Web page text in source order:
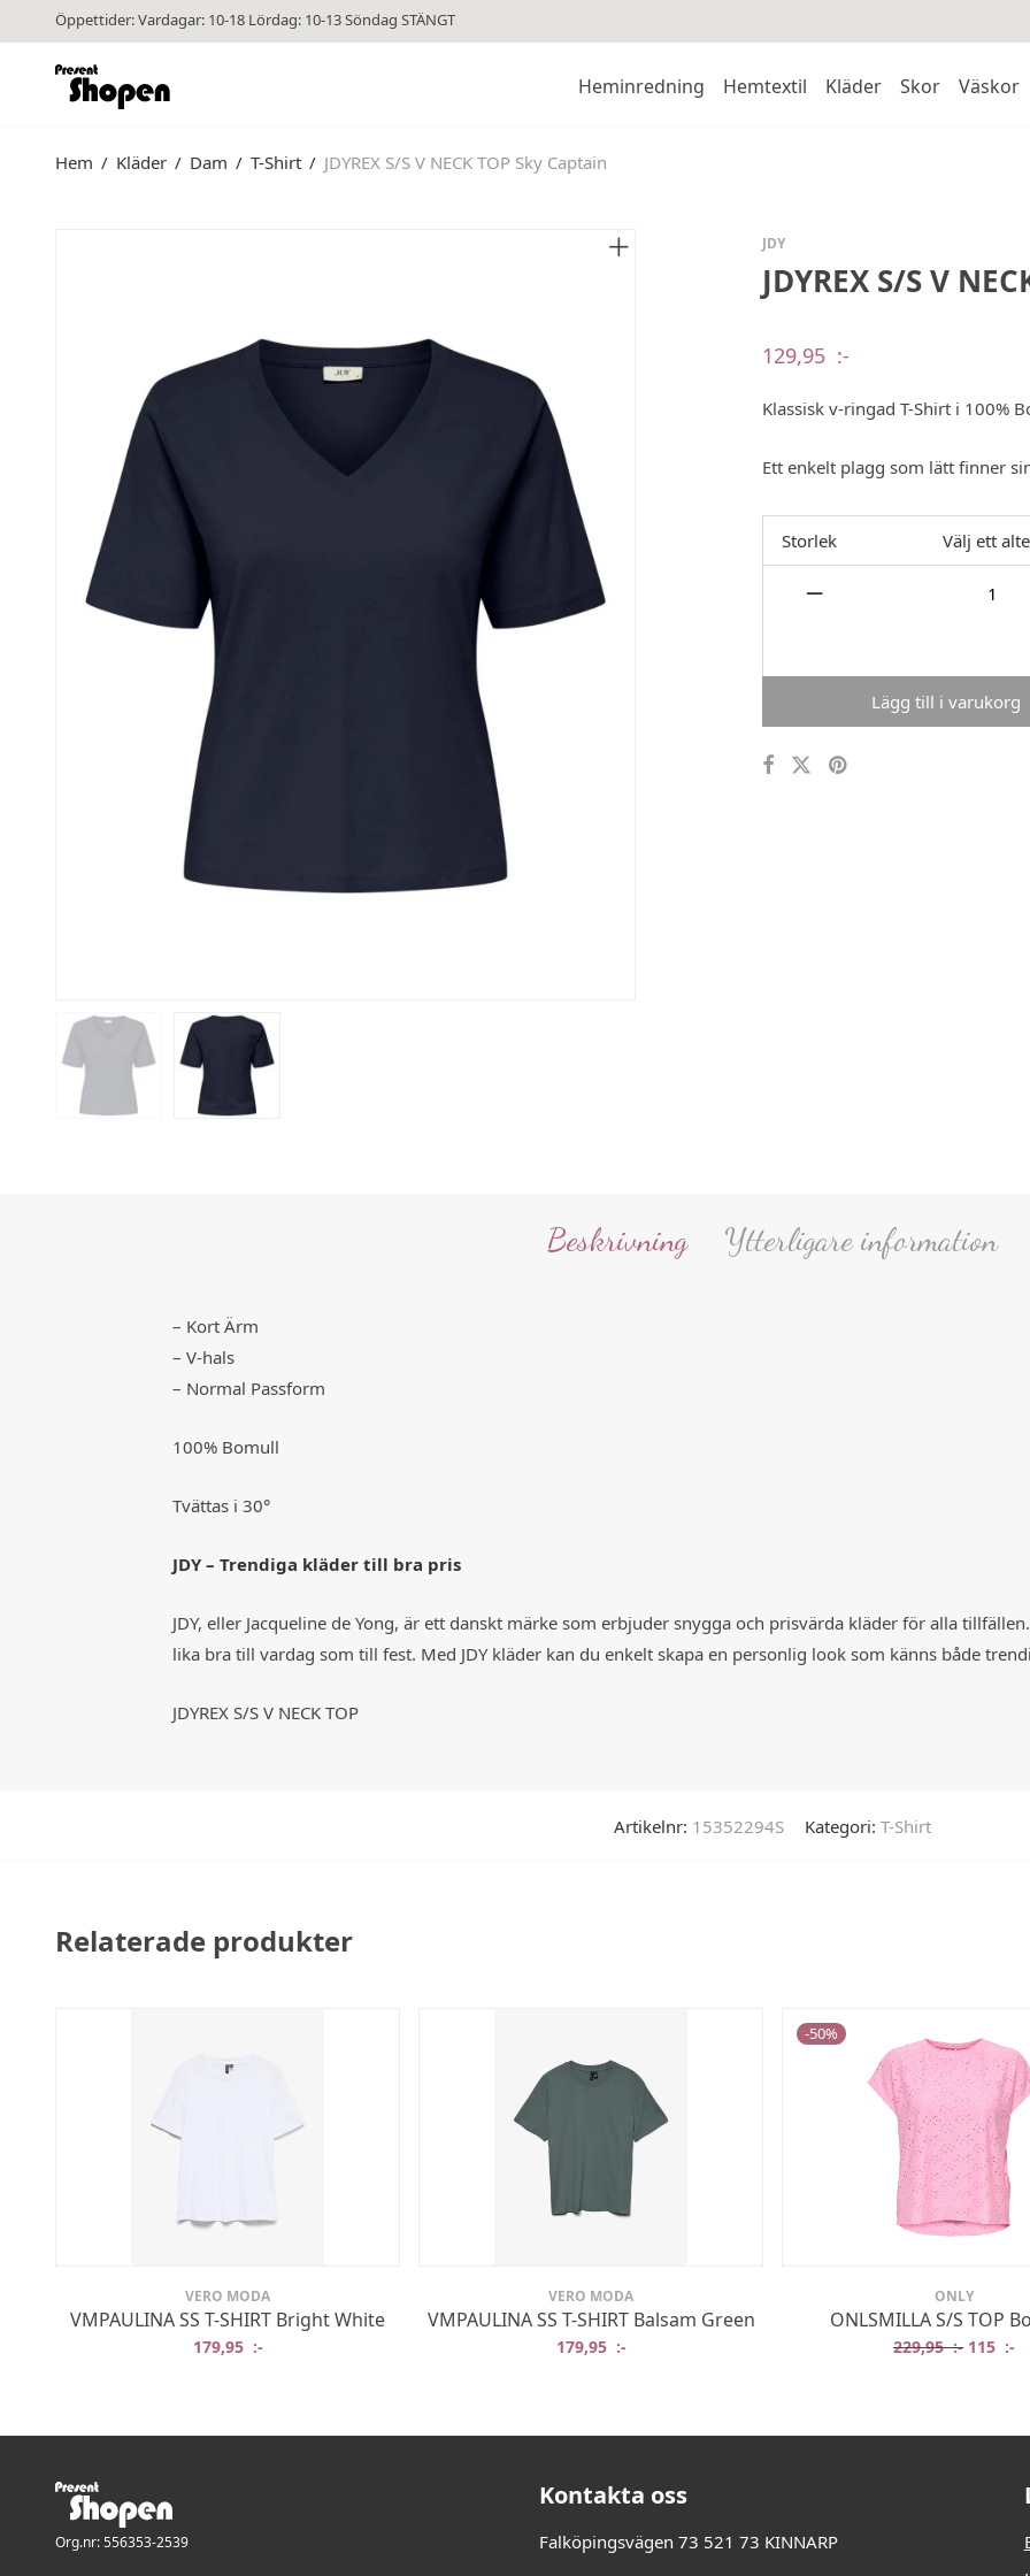
Öppettider: Vardagar: 10-18 Lördag: 10-13 Söndag STÄNGT
Heminredning Hemtextil Kläder Skor Väskor
Hem / Kläder / Dam / T-Shirt / JDYREX S/S V NECK TOP Sky Captain
JDY
JDYREX S/S V
129,95 :-
Klassisk v-ringad T-Shirt i 100%
Ett enkelt plagg som lätt finner
Storlek Välj ett
Lägg till i varukorg
Beskrivning Ytterligare information
– Kort Ärm
– V-hals
– Normal Passform
100% Bomull
Tvättas i 30°
JDY – Trendiga kläder till bra pris
JDY, eller Jacqueline de Yong, är ett danskt märke som erbjuder snygga och prisvärda kläder för alla
lika bra till vardag som till fest. Med JDY kläder kan du enkelt skapa en personlig look som känns både
JDYREX S/S V NECK TOP
Artikelnr: 15352294S Kategori: T-Shirt
Relaterade produkter
VERO MODA
VMPAULINA SS T-SHIRT Bright White
179,95 :-
VERO MODA
VMPAULINA SS T-SHIRT Balsam Green
179,95 :-
-50%
ONLY
ONLSMILLA S/S TOP
229,95:- Det
115 :-
Org.nr: 556353-2539
Kontakta oss
Falköpingsvägen 73 521 73 KINNARP